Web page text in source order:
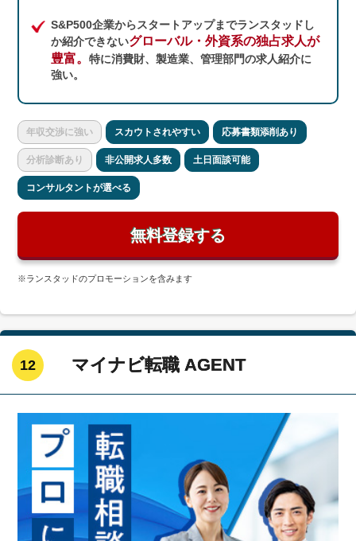
S&P500企業からスタートアップまでランスタッドし
か紹介できないグローバル・外資系の独占求人が
豊富。特に消費財、製造業、管理部門の求人紹介に
強い。
年収交渉に強い スカウトされやすい 応募書類添削あり
分析診断あり 非公開求人多数 土日面談可能
コンサルタントが選べる
無料登録する
※ランスタッドのプロモーションを含みます
12 マイナビ転職 AGENT